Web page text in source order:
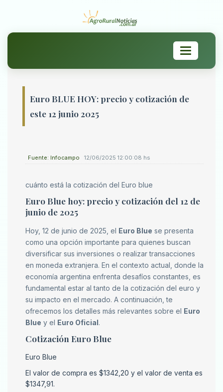
Toggle
navigation
Euro BLUE HOY: precio y cotización de
este 12 junio 2025
Fuente: Infocampo 12/06/2025 12:00:08 hs
cuánto está la cotización del Euro blue
Euro Blue hoy: precio y cotización del 12 de
junio de 2025
Hoy, 12 de junio de 2025, el Euro Blue se presenta
como una opción importante para quienes buscan
diversificar sus inversiones o realizar transacciones
en moneda extranjera. En el contexto actual, donde la
economía argentina enfrenta desafíos constantes, es
fundamental estar al tanto de la cotización del euro y
su impacto en el mercado. A continuación, te
ofrecemos los detalles más relevantes sobre el Euro
Blue y el Euro Oficial.
Cotización Euro Blue
Euro Blue
El valor de compra es $1342,20 y el valor de venta es
$1347,91.